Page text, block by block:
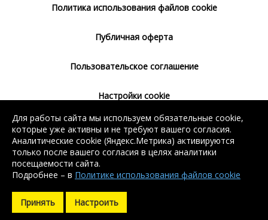
Политика использования файлов cookie
Публичная оферта
Пользовательское соглашение
Настройки cookie
Согласие на использование сервиса
Яндекс.Метрика
Без регистрации доступен поиск балки, арматуры, швеллера
и уголка. Остальные контакты доступны после регистрации.
Зарегистрироваться
Без регистрации доступен поиск балки, арматуры, швеллера
и уголка. Остальные контакты доступны после регистрации.
Зарегистрироваться
Для работы сайта мы используем обязательные cookie,
которые уже активны и не требуют вашего согласия.
Аналитические cookie (Яндекс.Метрика) активируются
только после вашего согласия в целях аналитики
посещаемости сайта.
Подробнее – в Политике использования файлов cookie
Принять Настроить